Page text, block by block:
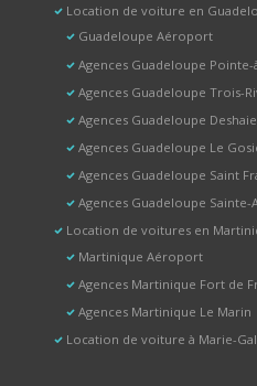
Location de voiture en
Guadeloupe Aéroport
Agences Guadeloupe Pointe-
Agences Guadeloupe Trois-
Agences Guadeloupe
Agences Guadeloupe Le
Agences Guadeloupe Saint
Agences Guadeloupe Sainte-
Location de voitures en
Martinique Aéroport
Agences Martinique Fort de
Agences Martinique Le Marin
Location de voiture à Marie-